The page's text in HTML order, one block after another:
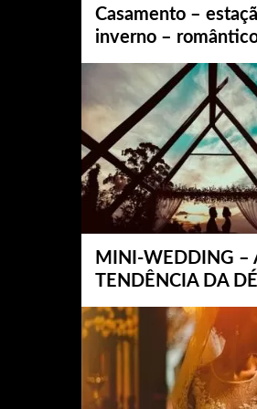
Casamento –
inverno –
MINI-WEDDING –
TENDÊNCIA DA